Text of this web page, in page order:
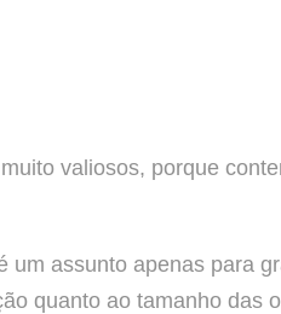
valiosos, porque
assunto apenas para
quanto ao tamanho das